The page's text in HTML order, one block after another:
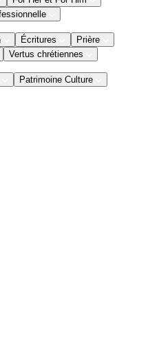
Écritures
Prière
Vertus chrétiennes
Patrimoine Culture